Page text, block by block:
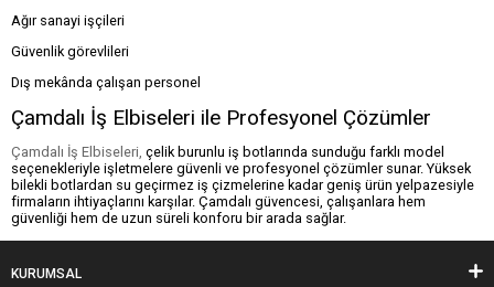
Ağır sanayi işçileri
Güvenlik görevlileri
Dış mekânda çalışan personel
Çamdalı İş Elbiseleri ile Profesyonel Çözümler
Çamdalı İş Elbiseleri, çelik burunlu iş botlarında sunduğu farklı model
seçenekleriyle işletmelere güvenli ve profesyonel çözümler sunar. Yüksek
bilekli botlardan su geçirmez iş çizmelerine kadar geniş ürün yelpazesiyle
firmaların ihtiyaçlarını karşılar. Çamdalı güvencesi, çalışanlara hem
güvenliği hem de uzun süreli konforu bir arada sağlar.
KURUMSAL